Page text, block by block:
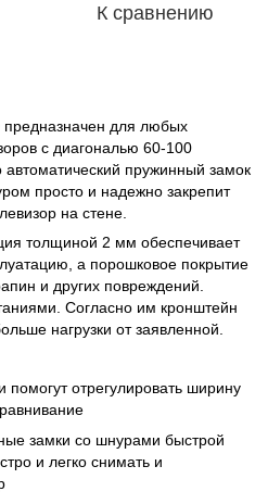
К сравнению
предназначен для любых
с диагональю 60-100
пружинный замок
просто и надежно закрепит
на стене.
толщиной 2 мм обеспечивает
а порошковое покрытие
и других повреждений.
Согласно им кронштейн
нагрузки от заявленной.
отрегулировать ширину
замки со шнурами быстрой
и легко снимать и